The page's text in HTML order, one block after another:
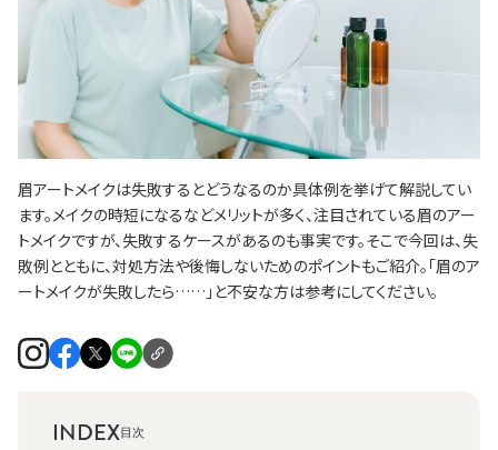
眉アートメイクは失敗するとどうなるのか具体例を挙げて解説してい
ます。メイクの時短になるなどメリットが多く、注目されている眉のアー
トメイクですが、失敗するケースがあるのも事実です。そこで今回は、失
敗例とともに、対処方法や後悔しないためのポイントもご紹介。「眉のア
ートメイクが失敗したら……」と不安な方は参考にしてください。
INDEX